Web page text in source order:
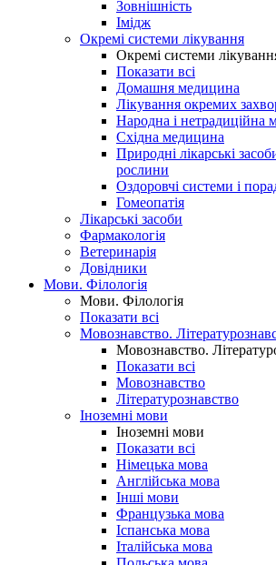
Зовнішність
Імідж
Окремі системи лікування
Окремі системи
Показати всі
Домашня медицина
Лікування окремих
Народна і нетрадиційна
Східна медицина
Природні лікарські
рослини
Оздоровчі системи і
Гомеопатія
Лікарські засоби
Фармакологія
Ветеринарія
Довідники
Мови. Філологія
Мови. Філологія
Показати всі
Мовознавство.
Мовознавство.
Показати всі
Мовознавство
Літературознавство
Іноземні мови
Іноземні мови
Показати всі
Німецька мова
Англійська мова
Інші мови
Французька мова
Іспанська мова
Італійська мова